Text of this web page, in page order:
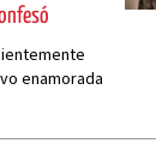
enamorada